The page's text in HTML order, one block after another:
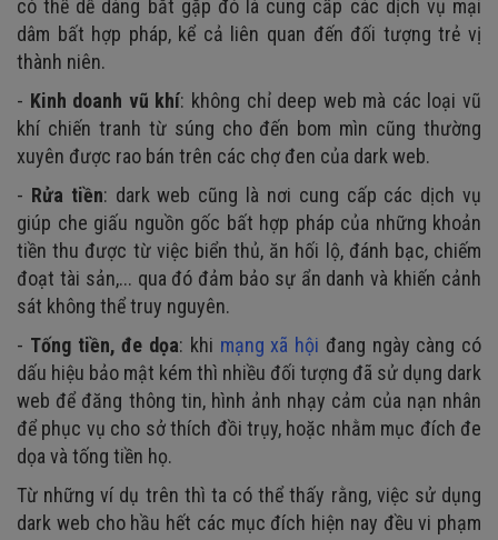
có thể dễ dàng bắt gặp đó là cung cấp các dịch vụ mại
dâm bất hợp pháp, kể cả liên quan đến đối tượng trẻ vị
thành niên.
- Kinh doanh vũ khí: không chỉ deep web mà các loại vũ
khí chiến tranh từ súng cho đến bom mìn cũng thường
xuyên được rao bán trên các chợ đen của dark web.
- Rửa tiền: dark web cũng là nơi cung cấp các dịch vụ
giúp che giấu nguồn gốc bất hợp pháp của những khoản
tiền thu được từ việc biển thủ, ăn hối lộ, đánh bạc, chiếm
đoạt tài sản,... qua đó đảm bảo sự ẩn danh và khiến cảnh
sát không thể truy nguyên.
- Tống tiền, đe dọa: khi mạng xã hội đang ngày càng có
dấu hiệu bảo mật kém thì nhiều đối tượng đã sử dụng dark
web để đăng thông tin, hình ảnh nhạy cảm của nạn nhân
để phục vụ cho sở thích đồi trụy, hoặc nhằm mục đích đe
dọa và tống tiền họ.
Từ những ví dụ trên thì ta có thể thấy rằng, việc sử dụng
dark web cho hầu hết các mục đích hiện nay đều vi phạm